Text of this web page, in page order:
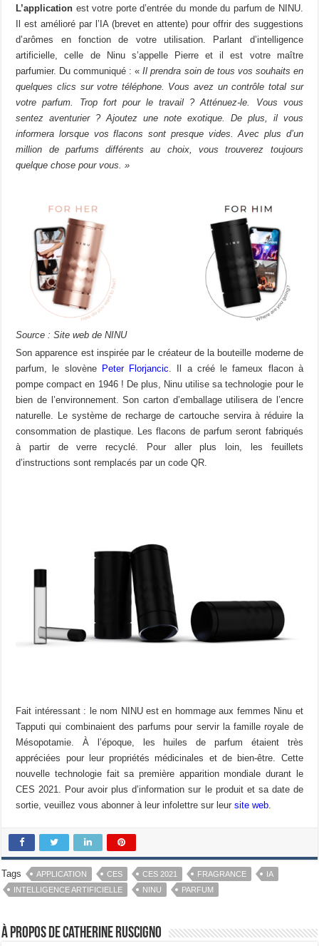
L’application est votre porte d’entrée du monde du parfum de NINU.
Il est amélioré par l’IA (brevet en attente) pour offrir des suggestions
d’arômes en fonction de votre utilisation. Parlant d’intelligence
artificielle, celle de Ninu s’appelle Pierre et il est votre maître
parfumier. Du communiqué : «Il prendra soin de tous vos souhaits en
quelques clics sur votre téléphone. Vous avez un contrôle total sur
votre parfum. Trop fort pour le travail ? Atténuez-le. Vous vous
sentez aventurier ? Ajoutez une note exotique. De plus, il vous
informera lorsque vos flacons sont presque vides. Avec plus d’un
million de parfums différents au choix, vous trouverez toujours
quelque chose pour vous. »
Source : Site web de NINU
Son apparence est inspirée par le créateur de la bouteille moderne de
parfum, le slovène Peter Florjancic. Il a créé le fameux flacon à
pompe compact en 1946 ! De plus, Ninu utilise sa technologie pour le
bien de l’environnement. Son carton d’emballage utilisera de l’encre
naturelle. Le système de recharge de cartouche servira à réduire la
consommation de plastique. Les flacons de parfum seront fabriqués
à partir de verre recyclé. Pour aller plus loin, les feuillets
d’instructions sont remplacés par un code QR.
Fait intéressant : le nom NINU est en hommage aux femmes Ninu et
Tapputi qui combinaient des parfums pour servir la famille royale de
Mésopotamie. À l’époque, les huiles de parfum étaient très
appréciées pour leur propriétés médicinales et de bien-être. Cette
nouvelle technologie fait sa première apparition mondiale durant le
CES 2021. Pour avoir plus d’information sur le produit et sa date de
sortie, veuillez vous abonner à leur infolettre sur leursite web
Tags APPLICATION CES CES 2021 FRAGRANCE
IA
INTELLIGENCE ARTIFICIELLE
NINU PARFUM
À propos de Catherine Ruscigno